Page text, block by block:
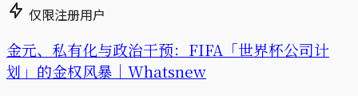
仅限注册用户
金元、私有化与政治干预：FIFA「世界杯公司计
划」的金权风暴｜Whatsnew